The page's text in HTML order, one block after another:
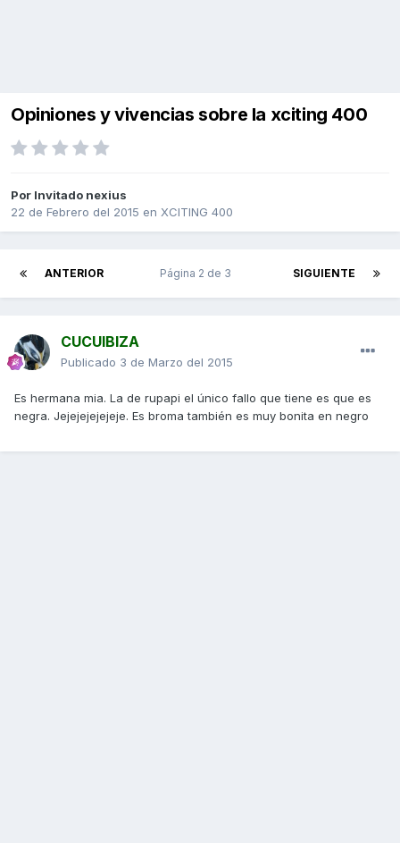
Opiniones y vivencias sobre la xciting 400
Por Invitado nexius
22 de Febrero del 2015 en XCITING 400
ANTERIOR SIGUIENTE
Página 2 de 3
CUCUIBIZA
Publicado 3 de Marzo del 2015
Es hermana mia. La de rupapi el único fallo que tiene es que es
negra. Jejejejejejeje. Es broma también es muy bonita en negro